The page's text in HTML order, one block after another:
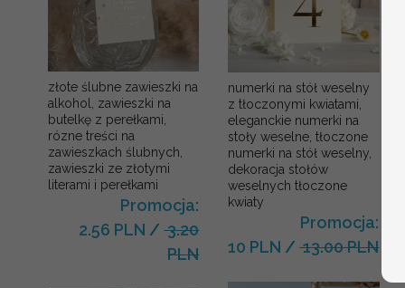
złote ślubne zawieszki na
alkohol, zawieszki na
butelkę z perełkami,
rózne treści na
zawieszkach ślubnych,
zawieszki ze złotymi
literami i perełkami
Promocja:
2.56 PLN /3.20
PLN
numerki na stół weselny
z tłoczonymi kwiatami,
eleganckie numerki na
stoły weselne, tłoczone
numerki na stół weselny,
dekoracja stołów
weselnych tłoczone
kwiaty
Promocja:
10 PLN /13.00 PLN